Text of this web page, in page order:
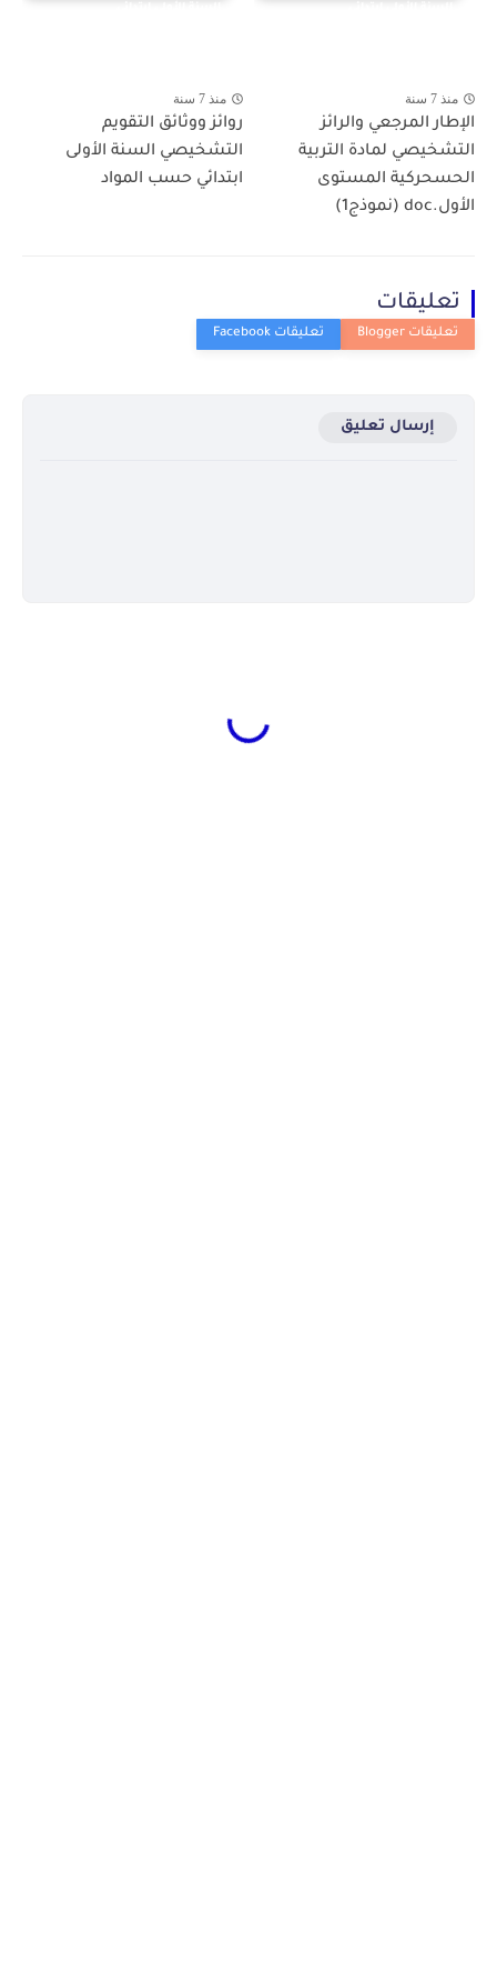
منذ 7 سنة
الإطار المرجعي والرائز
التشخيصي لمادة التربية
الحسحركية المستوى
الأول.doc (نموذج1)
منذ 7 سنة
روائز ووثائق التقويم
التشخيصي السنة الأولى
ابتدائي حسب المواد
تعليقات
إرسال تعليق